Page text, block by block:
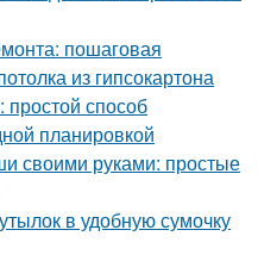
пошаговая
из гипсокартона
простой способ
планировкой
своими руками: простые
в удобную сумочку